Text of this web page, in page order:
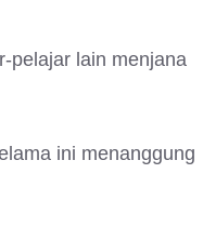
pelajar lain menjana
ini menanggung